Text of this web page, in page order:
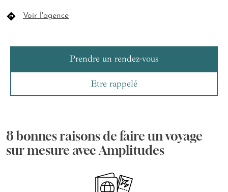
Voir l'agence
Prendre un rendez-vous
Etre rappelé
8 bonnes raisons de faire un voyage
sur mesure avec Amplitudes